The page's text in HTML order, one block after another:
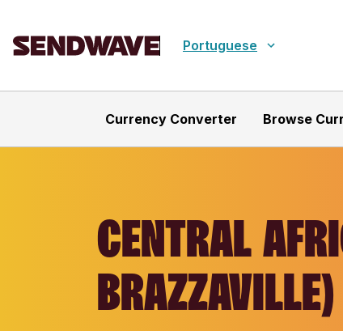
Portuguese
Currency Converter Browse
CENTRAL